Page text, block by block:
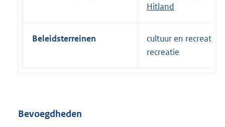
Hitland
Beleidsterreinen
cultuur en recreatie |
recreatie
Bevoegdheden